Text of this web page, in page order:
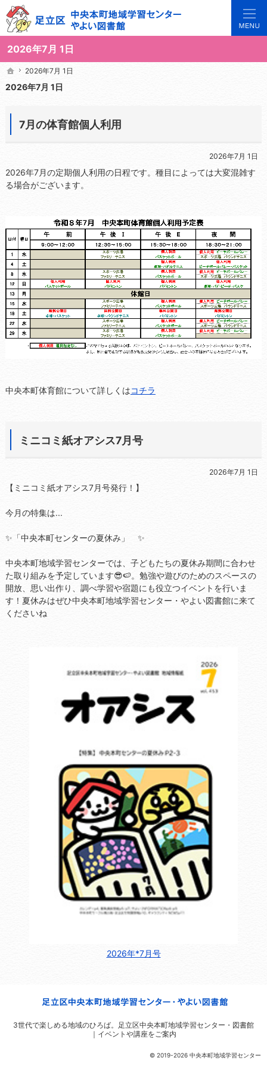
2026年7月 1日
3世代で楽しめる地域のひろば。当サイトでは地域の講座や施設をご案内しています。
足立区中央本町地域学習センターや図書館の総合案内サイト
ホーム
2026年7月 1日
2026年7月 1日
7月の体育館個人利用
2026年7月 1日
2026年7月の定期個人利用の日程です。種目によっては大変混雑す
る場合がございます。
中央本町体育館について詳しくはコチラ
ミニコミ紙オアシス7月号
2026年7月 1日
【ミニコミ紙オアシス7月号発行！】
今月の特集は...
✨「中央本町センターの夏休み」 ✨
中央本町地域学習センターでは、子どもたちの夏休み期間に合わせ
た取り組みを予定しています😎🍉。勉強や遊びのためのスペースの
開放、思い出作り、調べ学習や宿題にも役立つイベントを行いま
す！夏休みはぜひ中央本町地域学習センター・やよい図書館に来て
くださいね
2026年*7月号
ホーム
2026年7月 1日
© 2019-2026 中央本町地域学習センター
3世代で楽しめる地域のひろば。 足立区中央本町地域学習センター・図書館
｜イベントや講座をご案内